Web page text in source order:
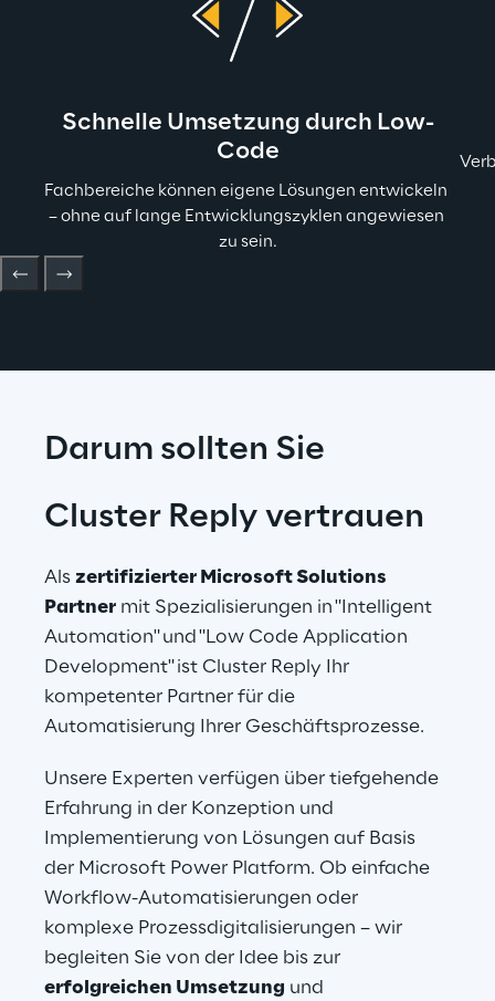
Schnelle Umsetzung durch Low-
Code
Fachbereiche können eigene Lösungen entwickeln
– ohne auf lange Entwicklungszyklen angewiesen
zu sein.
Darum sollten Sie
Cluster Reply vertrauen
Als zertifizierter Microsoft Solutions
Partner mit Spezialisierungen in "Intelligent
Automation" und "Low Code Application
Development" ist Cluster Reply Ihr
kompetenter Partner für die
Automatisierung Ihrer Geschäftsprozesse.
Unsere Experten verfügen über tiefgehende
Erfahrung in der Konzeption und
Implementierung von Lösungen auf Basis
der Microsoft Power Platform. Ob einfache
Workflow-Automatisierungen oder
komplexe Prozessdigitalisierungen – wir
begleiten Sie von der Idee bis zur
erfolgreichen Umsetzung und